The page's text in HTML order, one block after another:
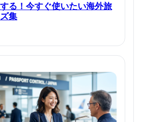
る！今すぐ使いたい海外旅
集